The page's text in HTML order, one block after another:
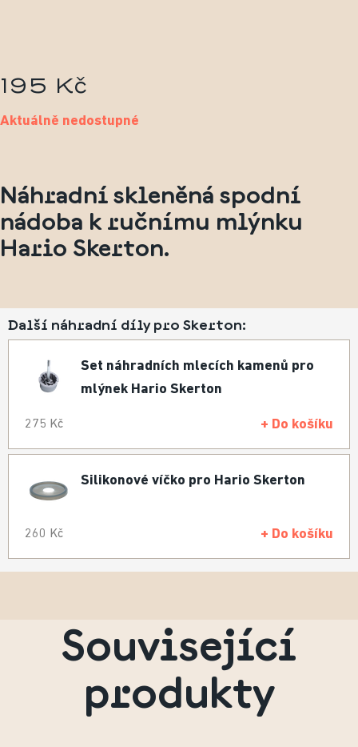
195 Kč
Aktuálně nedostupné
Náhradní skleněná spodní
nádoba k ručnímu mlýnku
Hario Skerton.
Další náhradní díly pro Skerton:
Set náhradních mlecích kamenů pro
mlýnek Hario Skerton
275 Kč + Do košíku
Silikonové víčko pro Hario Skerton
260 Kč + Do košíku
Související
produkty